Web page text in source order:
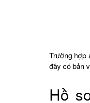
Trường hợp
đây có bản
Hồ